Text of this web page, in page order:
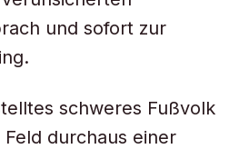
und sofort zur
schweres Fußvolk
durchaus einer